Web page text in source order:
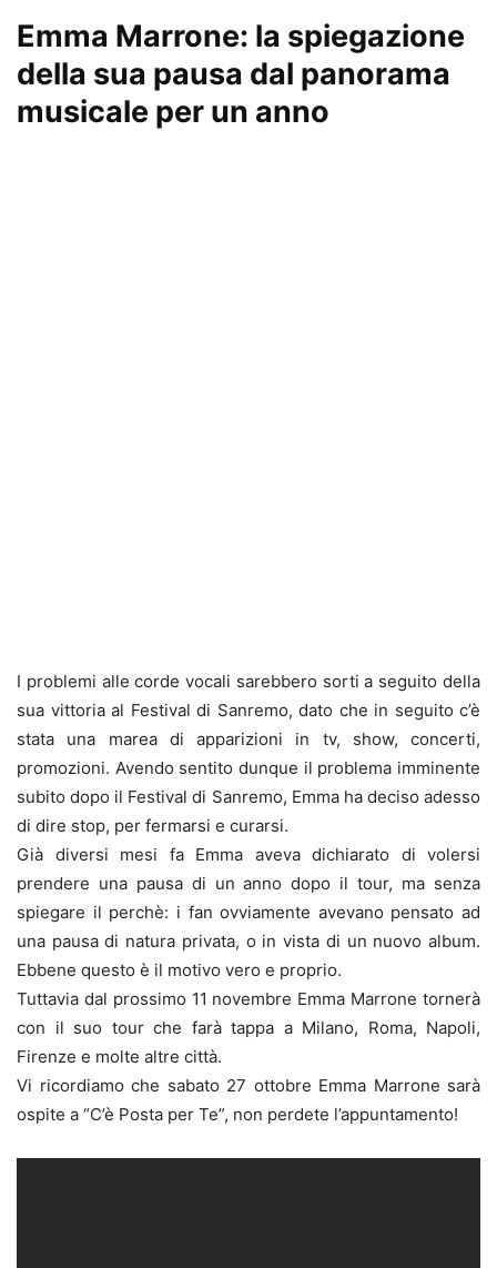
Emma Marrone: la spiegazione
della sua pausa dal panorama
musicale per un anno
I problemi alle corde vocali sarebbero sorti a seguito della
sua vittoria al Festival di Sanremo, dato che in seguito c’è
stata una marea di apparizioni in tv, show, concerti,
promozioni. Avendo sentito dunque il problema imminente
subito dopo il Festival di Sanremo, Emma ha deciso adesso
di dire stop, per fermarsi e curarsi.
Già diversi mesi fa Emma aveva dichiarato di volersi
prendere una pausa di un anno dopo il tour, ma senza
spiegare il perchè: i fan ovviamente avevano pensato ad
una pausa di natura privata, o in vista di un nuovo album.
Ebbene questo è il motivo vero e proprio.
Tuttavia dal prossimo 11 novembre Emma Marrone tornerà
con il suo tour che farà tappa a Milano, Roma, Napoli,
Firenze e molte altre città.
Vi ricordiamo che sabato 27 ottobre Emma Marrone sarà
ospite a “C’è Posta per Te”, non perdete l’appuntamento!